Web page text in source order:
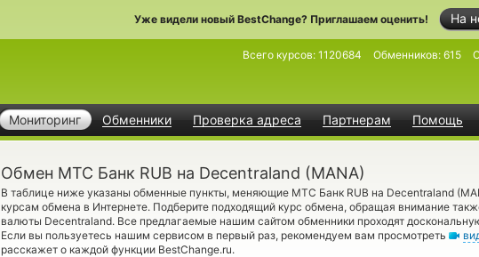
На
Уже видели новый BestChange? Приглашаем оценить!
Мониторинг Обменники Проверка адреса Партнерам Помощь
Всего курсов: 1120684 Обменников: 615
Обмен МТС Банк RUB на Decentraland (MANA)
В таблице ниже указаны обменные пункты, меняющие МТС Банк RUB на Decentraland
курсам обмена в Интернете. Подберите подходящий курс обмена, обращая внимание
валюты Decentraland. Все предлагаемые нашим сайтом обменники проходят
Если вы пользуетесь нашим сервисом в первый раз, рекомендуем вам просмотреть
расскажет о каждой функции BestChange.ru.